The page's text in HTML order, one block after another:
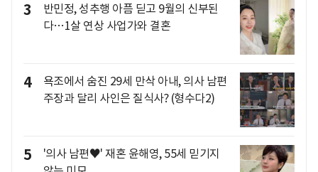
3
반민정, 성추행 아픔 딛고 9월의 신부된
다…1살 연상 사업가와 결혼
4
욕조에서 숨진 29세 만삭 아내, 의사 남편
주장과 달리 사인은 질식사? (형수다2)
5
'의사 남편♥' 재혼 윤해영, 55세 믿기지